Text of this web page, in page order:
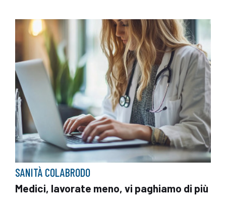
SANITÀ COLABRODO
Medici, lavorate meno, vi paghiamo di più